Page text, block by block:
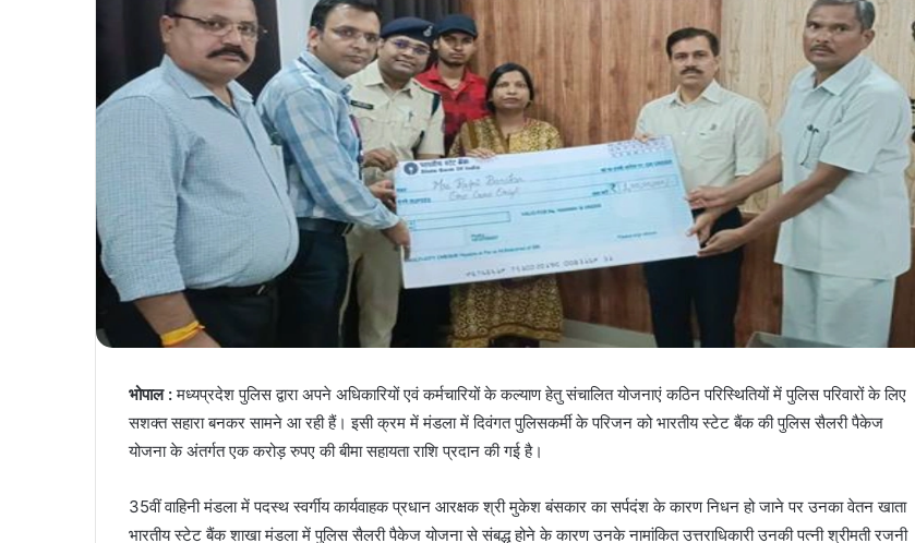
भोपाल :मध्यप्रदेश पुलिस द्वारा अपने अधिकारियों एवं कर्मचारियों के कल्याण हेतु संचालित योजनाएं कठिन परिस्थितियों में पुलिस परिवारों के लिए
सशक्त सहारा बनकर सामने आ रही हैं। इसी क्रम में मंडला में दिवंगत पुलिसकर्मी के परिजन को भारतीय स्टेट बैंक की पुलिस सैलरी पैकेज
योजना के अंतर्गत एक करोड़ रुपए की बीमा सहायता राशि प्रदान की गई है।
35वीं वाहिनी मंडला में पदस्थ स्वर्गीय कार्यवाहक प्रधान आरक्षक श्री मुकेश बंसकार का सर्पदंश के कारण निधन हो जाने पर उनका वेतन खाता
भारतीय स्टेट बैंक शाखा मंडला में पुलिस सैलरी पैकेज योजना से संबद्ध होने के कारण उनके नामांकित उत्तराधिकारी उनकी पत्नी श्रीमती रजनी